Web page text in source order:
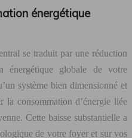
énergétique
se traduit par une réduction
énergétique globale de votre
système bien dimensionné et
la consommation d’énergie liée
Cette baisse substantielle a
de votre foyer et sur vos